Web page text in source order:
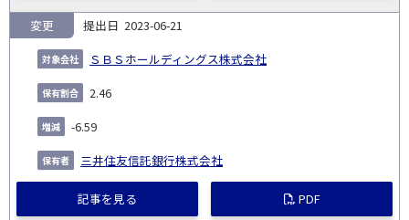
2023-06-21
ＳＢＳホールディングス株式会社
変更
2.46
-6.59
三井住友信託銀行株式会社
記事を見る PDF